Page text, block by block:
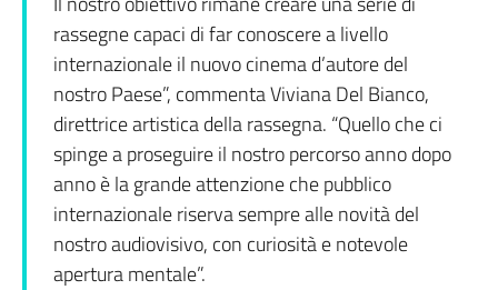
rassegne capaci di far conoscere a livello
internazionale il nuovo cinema d’autore del
nostro Paese”, commenta Viviana Del Bianco,
direttrice artistica della rassegna. “Quello che ci
spinge a proseguire il nostro percorso anno dopo
anno è la grande attenzione che pubblico
internazionale riserva sempre alle novità del
nostro audiovisivo, con curiosità e notevole
apertura mentale”.